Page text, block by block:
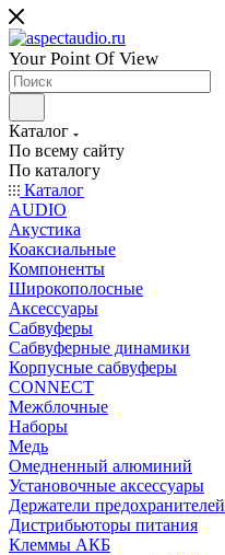
Your Point Of View
Каталог
По всему сайту
По каталогу
Каталог
AUDIO
Акустика
Коаксиальные
Компоненты
Широкополосные
Аксессуары
Сабвуферы
Сабвуферные динамики
Корпусные сабвуферы
CONNECT
Межблочные
Наборы
Медь
Омедненный алюминий
Установочные аксессуары
Держатели предохранителей
Дистрибьюторы питания
Клеммы АКБ